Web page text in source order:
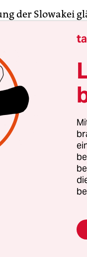
der Slowakei
Gerechtigkeit“,
slowakischen
Eduard
einer